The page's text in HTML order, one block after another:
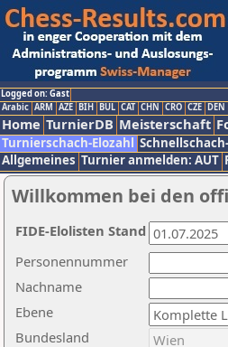
Logged on: Gast
Arabic ARM AZE BIH BUL CAT CHN CRO CZE DEN
Home TurnierDB Meisterschaft
Turnierschach-Elozahl
Allgemeines Turnier anmelden: AUT
Willkommen bei den
Nachname
Ebene
Personennummer
Bundesland
FIDE-Elolisten Stand